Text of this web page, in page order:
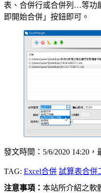
表、合併行或合併列…等功
即開始合併」按鈕即可。
發文時間：5/6/2020 14:20，
TAG: Excel合併 試算表合併
注意事項： 本站所介紹之軟